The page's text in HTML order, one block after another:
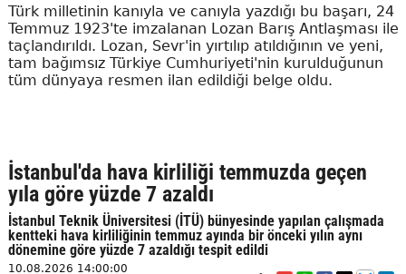
Türk milletinin kanıyla ve canıyla yazdığı bu başarı, 24
Temmuz 1923'te imzalanan Lozan Barış Antlaşması ile
taçlandırıldı. Lozan, Sevr'in yırtılıp atıldığının ve yeni,
tam bağımsız Türkiye Cumhuriyeti'nin kurulduğunun
tüm dünyaya resmen ilan edildiği belge oldu.
İstanbul'da hava kirliliği temmuzda geçen
yıla göre yüzde 7 azaldı
İstanbul Teknik Üniversitesi (İTÜ) bünyesinde yapılan çalışmada
kentteki hava kirliliğinin temmuz ayında bir önceki yılın aynı
dönemine göre yüzde 7 azaldığı tespit edildi
10.08.2026 14:00:00